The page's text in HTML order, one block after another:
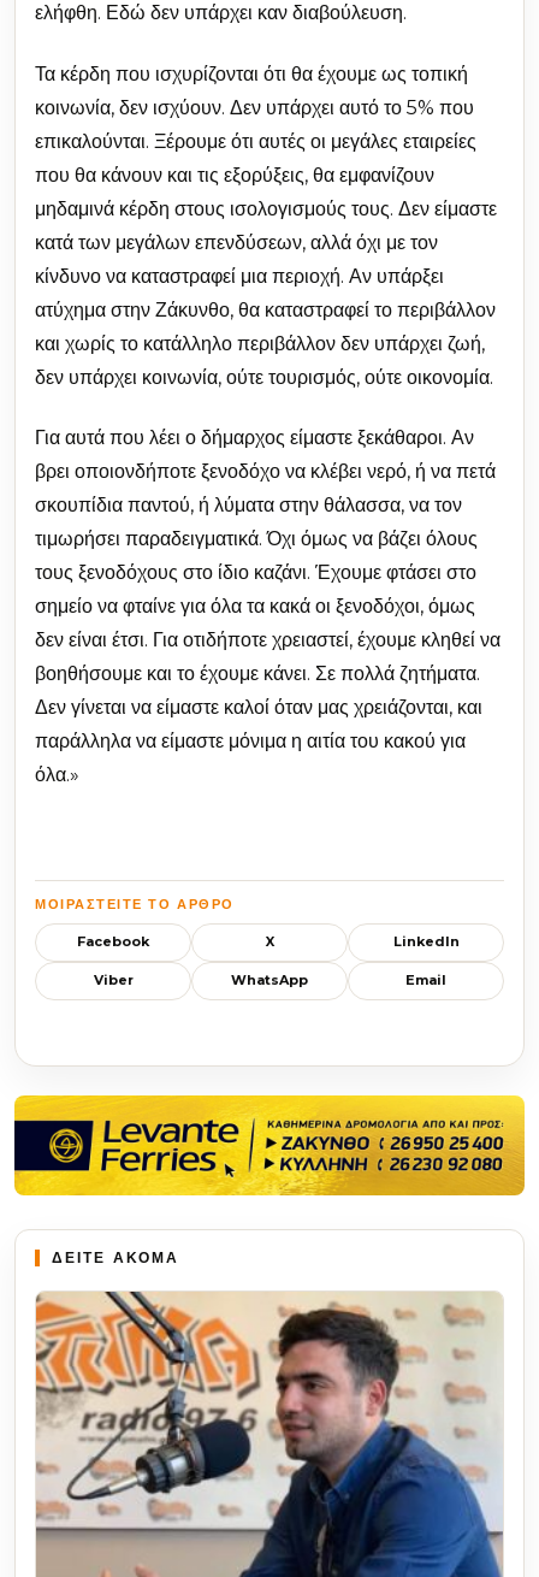
ελήφθη. Εδώ δεν υπάρχει καν διαβούλευση.
Τα κέρδη που ισχυρίζονται ότι θα έχουμε ως τοπική
κοινωνία, δεν ισχύουν. Δεν υπάρχει αυτό το 5% που
επικαλούνται. Ξέρουμε ότι αυτές οι μεγάλες εταιρείες
που θα κάνουν και τις εξορύξεις, θα εμφανίζουν
μηδαμινά κέρδη στους ισολογισμούς τους. Δεν είμαστε
κατά των μεγάλων επενδύσεων, αλλά όχι με τον
κίνδυνο να καταστραφεί μια περιοχή. Αν υπάρξει
ατύχημα στην Ζάκυνθο, θα καταστραφεί το περιβάλλον
και χωρίς το κατάλληλο περιβάλλον δεν υπάρχει ζωή,
δεν υπάρχει κοινωνία, ούτε τουρισμός, ούτε οικονομία.
Για αυτά που λέει ο δήμαρχος είμαστε ξεκάθαροι. Αν
βρει οποιονδήποτε ξενοδόχο να κλέβει νερό, ή να πετά
σκουπίδια παντού, ή λύματα στην θάλασσα, να τον
τιμωρήσει παραδειγματικά. Όχι όμως να βάζει όλους
τους ξενοδόχους στο ίδιο καζάνι. Έχουμε φτάσει στο
σημείο να φταίνε για όλα τα κακά οι ξενοδόχοι, όμως
δεν είναι έτσι. Για οτιδήποτε χρειαστεί, έχουμε κληθεί να
βοηθήσουμε και το έχουμε κάνει. Σε πολλά ζητήματα.
Δεν γίνεται να είμαστε καλοί όταν μας χρειάζονται, και
παράλληλα να είμαστε μόνιμα η αιτία του κακού για
όλα.»
ΜΟΙΡΑΣΤΕΊΤΕ ΤΟ ΆΡΘΡΟ
Facebook X LinkedIn
Viber WhatsApp Email
ΔΕΙΤΕ ΑΚΟΜΑ